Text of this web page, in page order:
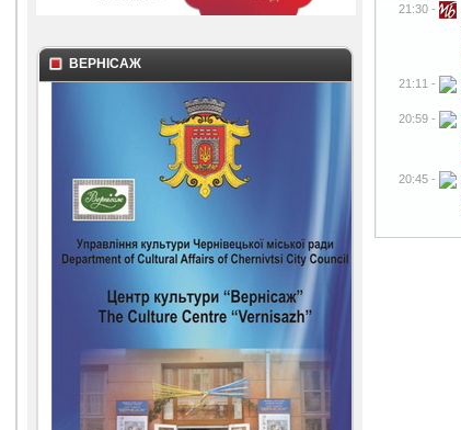
ВЕРНІСАЖ
21:30 -
21:11 -
20:59 -
20:45 -